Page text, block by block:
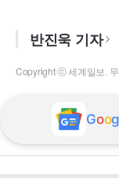
반진욱 기자
Copyright ⓒ 세계일보.
Goog